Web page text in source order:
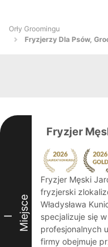
Orły Groomingu
Fryzjerzy Dla Psów,
I Miejsce
Fryzjer
Fryzjer Męski
fryzjerski
Władysława
specjalizuje się
profesjonalnych
firmy obejmuje